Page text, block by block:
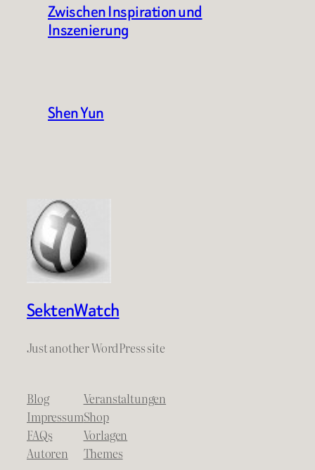
Zwischen Inspiration und
Inszenierung
Shen Yun
SektenWatch
Just another WordPress site
Blog
Impressum
FAQs
Autoren
Veranstaltungen
Shop
Vorlagen
Themes